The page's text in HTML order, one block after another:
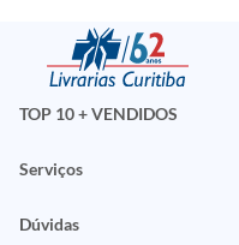
TOP 10 + VENDIDOS
Serviços
Dúvidas